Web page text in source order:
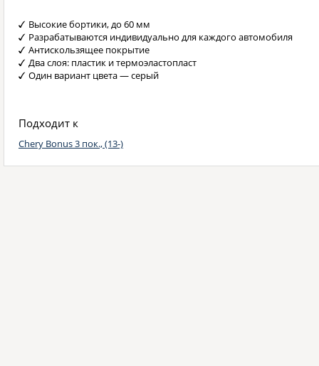
Высокие бортики, до 60 мм
Разрабатываются индивидуально для каждого автомобиля
Антискользящее покрытие
Два слоя: пластик и термоэластопласт
Один вариант цвета — серый
Подходит к
Chery Bonus 3 пок., (13-)